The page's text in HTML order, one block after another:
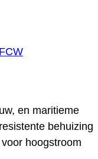
en maritieme
behuizing
hoogstroom